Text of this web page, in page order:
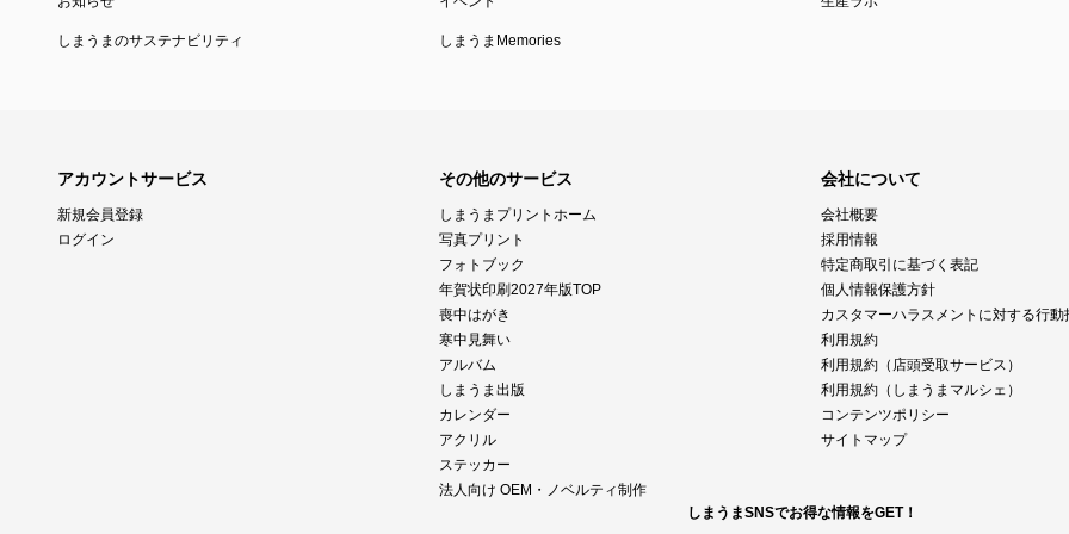
しまうまのサステナビリティ しまうまMemories
アカウントサービス
新規会員登録
ログイン
その他のサービス
しまうまプリントホーム
写真プリント
フォトブック
年賀状印刷2027年版TOP
喪中はがき
寒中見舞い
アルバム
しまうま出版
カレンダー
アクリル
ステッカー
法人向け OEM・ノベルティ制作
会社について
会社概要
採用情報
特定商取引に基づく表記
個人情報保護方針
カスタマーハラスメントに対する行動
利用規約
利用規約（店頭受取サービス）
利用規約（しまうまマルシェ）
コンテンツポリシー
サイトマップ
しまうまSNSでお得な情報をGET！